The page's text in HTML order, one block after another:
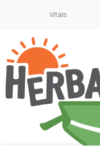
Vitals